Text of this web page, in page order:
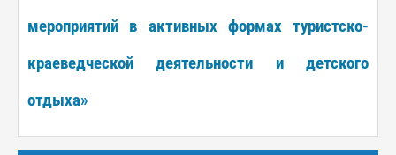
мероприятий в активных формах туристско-
краеведческой деятельности и детского
отдыха»